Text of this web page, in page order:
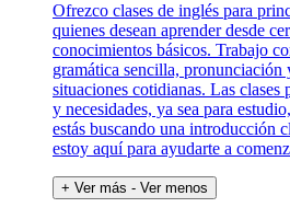
Ofrezco clases de inglés para
quienes desean aprender desde
conocimientos básicos. Trabajo
gramática sencilla, pronunciación
situaciones cotidianas. Las clases
y necesidades, ya sea para
estás buscando una introducción
estoy aquí para ayudarte a
+ Ver más - Ver menos